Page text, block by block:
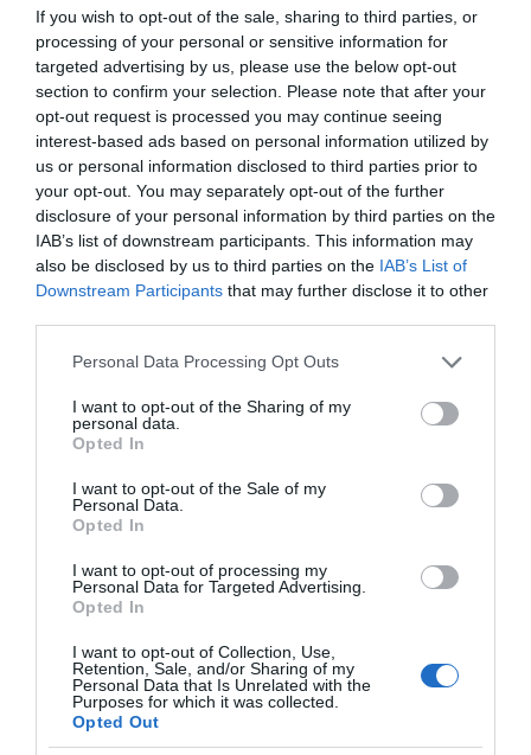
If you wish to opt-out of the sale, sharing to third parties, or
processing of your personal or sensitive information for
targeted advertising by us, please use the below opt-out
section to confirm your selection. Please note that after your
opt-out request is processed you may continue seeing
interest-based ads based on personal information utilized by
us or personal information disclosed to third parties prior to
your opt-out. You may separately opt-out of the further
disclosure of your personal information by third parties on the
IAB’s list of downstream participants. This information may
also be disclosed by us to third parties on the IAB’s List of
Downstream Participants that may further disclose it to other
Please note that this website/app uses one or more Google
not limited to your visit or usage behaviour. You may click to
grant or deny consent to Google and its third-party tags to
use your data for below specified purposes in below Google
consent section.
Personal Data Processing Opt Outs
I want to opt-out of the Sharing of my
personal data.
Opted In
I want to opt-out of the Sale of my
Personal Data.
Opted In
I want to opt-out of processing my
Personal Data for Targeted Advertising.
Opted In
I want to opt-out of Collection, Use,
Retention, Sale, and/or Sharing of my
Personal Data that Is Unrelated with the
Purposes for which it was collected.
Opted Out
ΤΣΟΥΝΑΜΙ ψηφιακής οργής… συμπαρασύρει την
κυβέρνηση
Ξορκίζουν τις διπλές
με δυνατούς βοριάδες
και σταδιακή άνοδο
Κοινοποιήστε:
Facebook
LinkedIn